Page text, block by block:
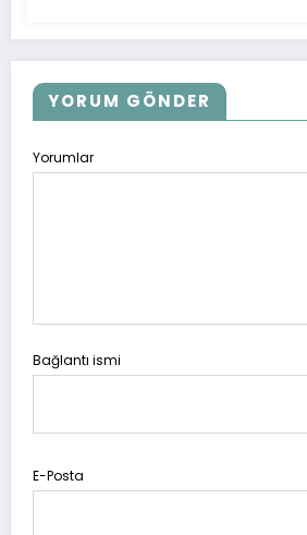
YORUM GÖNDER
Yorumlar
Bağlantı ismi
E-Posta